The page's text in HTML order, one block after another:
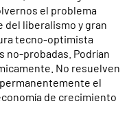
el problema
del liberalismo y gran
tecno-optimista
no-probadas. Podrían
No resuelven
el
de crecimiento